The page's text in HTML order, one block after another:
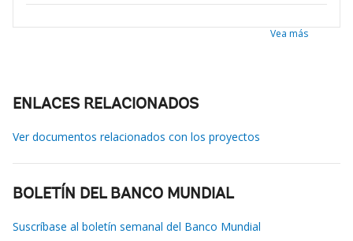
Vea más
ENLACES RELACIONADOS
Ver documentos relacionados con los proyectos
BOLETÍN DEL BANCO MUNDIAL
Suscríbase al boletín semanal del Banco Mundial